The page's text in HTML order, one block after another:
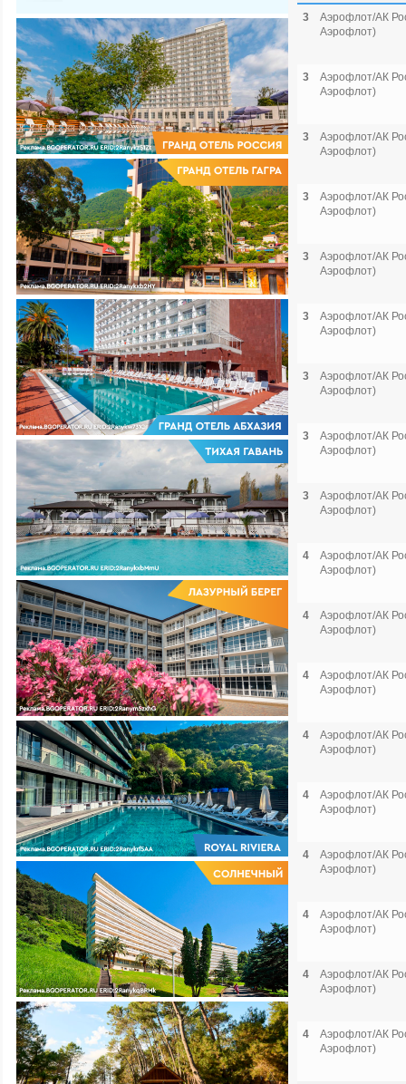
3
Аэрофлот/АК
Аэрофлот)
3
Аэрофлот/АК
Аэрофлот)
3
Аэрофлот/АК
Аэрофлот)
3
Аэрофлот/АК
Аэрофлот)
3
Аэрофлот/АК
Аэрофлот)
3
Аэрофлот/АК
Аэрофлот)
3
Аэрофлот/АК
Аэрофлот)
3
Аэрофлот/АК
Аэрофлот)
3
Аэрофлот/АК
Аэрофлот)
4
Аэрофлот/АК
Аэрофлот)
4
Аэрофлот/АК
Аэрофлот)
4
Аэрофлот/АК
Аэрофлот)
4
Аэрофлот/АК
Аэрофлот)
4
Аэрофлот/АК
Аэрофлот)
4
Аэрофлот/АК
Аэрофлот)
4
Аэрофлот/АК
Аэрофлот)
4
Аэрофлот/АК
Аэрофлот)
4
Аэрофлот/АК
Аэрофлот)